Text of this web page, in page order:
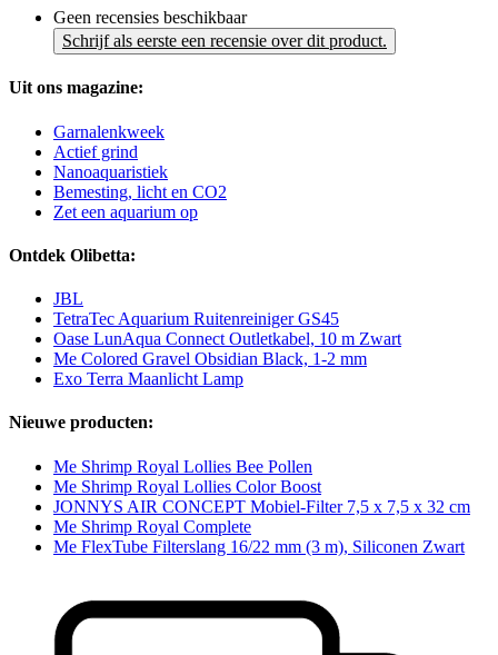
Geen recensies beschikbaar
Schrijf als eerste een recensie over dit product.
Uit ons magazine:
Garnalenkweek
Actief grind
Nanoaquaristiek
Bemesting, licht en CO2
Zet een aquarium op
Ontdek Olibetta:
JBL
TetraTec Aquarium Ruitenreiniger GS45
Oase LunAqua Connect Outletkabel, 10 m Zwart
Me Colored Gravel Obsidian Black, 1-2 mm
Exo Terra Maanlicht Lamp
Nieuwe producten:
Me Shrimp Royal Lollies Bee Pollen
Me Shrimp Royal Lollies Color Boost
JONNYS AIR CONCEPT Mobiel-Filter 7,5 x 7,5 x 32 cm
Me Shrimp Royal Complete
Me FlexTube Filterslang 16/22 mm (3 m), Siliconen Zwart